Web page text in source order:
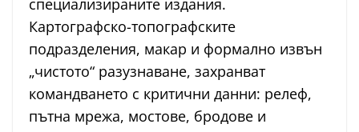
специализираните издания.
Картографско-топографските
подразделения, макар и формално извън
„чистото“ разузнаване, захранват
командването с критични данни: релеф,
пътна мрежа, мостове, бродове и